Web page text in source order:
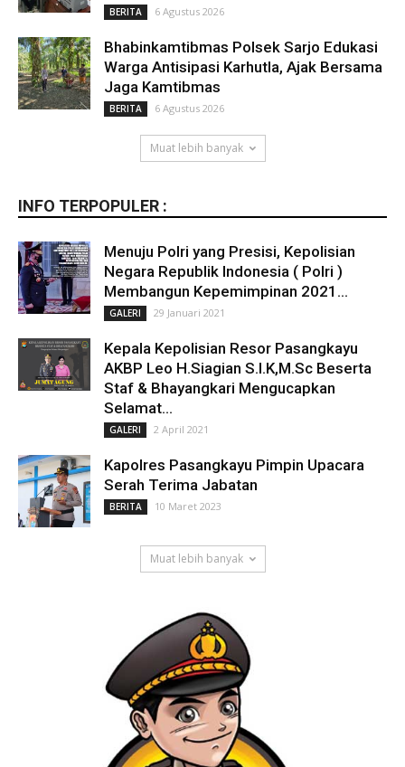
BERITA 6 Agustus 2026
Bhabinkamtibmas Polsek Sarjo Edukasi
Warga Antisipasi Karhutla, Ajak Bersama
Jaga Kamtibmas
BERITA 6 Agustus 2026
Muat lebih banyak
INFO TERPOPULER :
Menuju Polri yang Presisi, Kepolisian
Negara Republik Indonesia ( Polri )
Membangun Kepemimpinan 2021...
GALERI 29 Januari 2021
Kepala Kepolisian Resor Pasangkayu
AKBP Leo H.Siagian S.I.K,M.Sc Beserta
Staf & Bhayangkari Mengucapkan
Selamat...
GALERI 2 April 2021
Kapolres Pasangkayu Pimpin Upacara
Serah Terima Jabatan
BERITA 10 Maret 2023
Muat lebih banyak